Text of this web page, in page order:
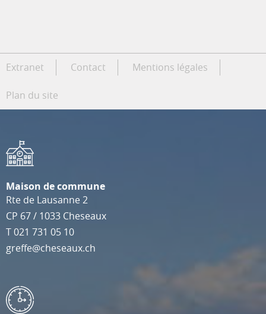
Extranet Contact Mentions légales
Plan du site
Maison de commune
Rte de Lausanne 2
CP 67/ 1033 Cheseaux
T021 731 05 10
greffe@cheseaux.ch